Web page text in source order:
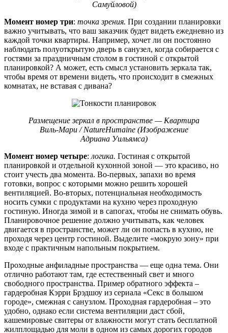
Самуйловой)
Момент номер три: точка зрения. При создании планировки
важно учитывать, что ваш заказчик будет видеть ежедневно из
каждой точки квартиры. Например, хочет ли он постоянно
наблюдать полуоткрытую дверь в санузел, когда собирается с
гостями за праздничным столом в гостиной с открытой
планировкой? А может, есть смысл установить зеркала так,
чтобы время от времени видеть, что происходит в смежных
комнатах, не вставая с дивана?
Размещение зеркал в пространстве — Квартира
Виль-Мари / NatureHumaine (Изображение
Адриана Уильямса)
Момент номер четыре: логика. Гостиная с открытой
планировкой и отдельной кухонной зоной — это красиво, но
стоит учесть два момента. Во-первых, запахи во время
готовки, вопрос с которыми можно решить хорошей
вентиляцией. Во-вторых, потенциальная необходимость
носить сумки с продуктами на кухню через проходную
гостиную. Иногда зимой и в сапогах, чтобы не снимать обувь.
Планировочное решение должно учитывать, как человек
двигается в пространстве, может ли он попасть в кухню, не
проходя через центр гостиной. Выделите «мокрую зону» при
входе с практичным напольным покрытием.
Проходные анфиладные пространства — еще одна тема. Они
отлично работают там, где естественный свет и много
свободного пространства. Пример обратного эффекта –
гардеробная Кэрри Брэдшоу из сериала «Секс в большом
городе», смежная с санузлом. Проходная гардеробная – это
удобно, однако если система вентиляции даст сбой,
кашемировые свитеры от влажности могут стать бесплатной
жилплощадью для моли в одном из самых дорогих городов